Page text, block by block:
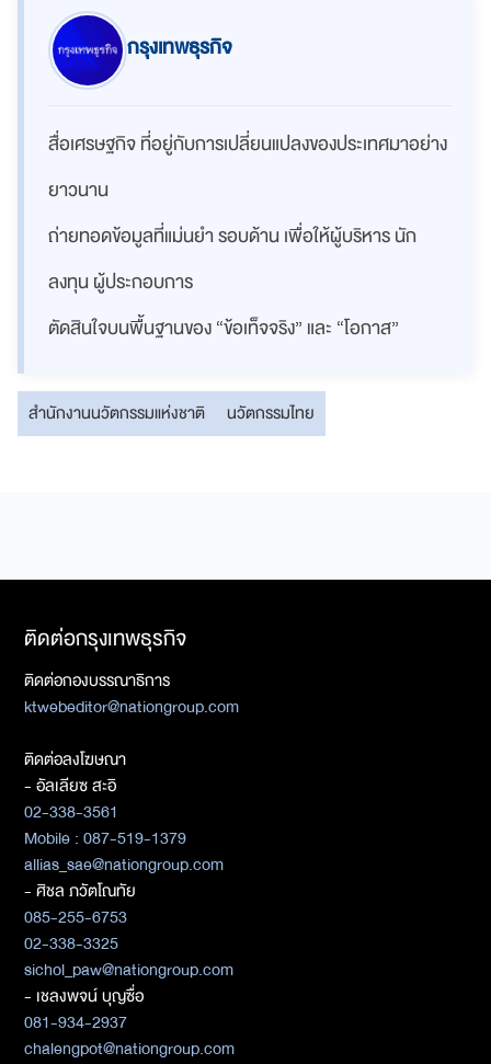
กรุงเทพธุรกิจ
สื่อเศรษฐกิจ ที่อยู่กับการเปลี่ยนแปลงของประเทศมาอย่าง
ยาวนาน
ถ่ายทอดข้อมูลที่แม่นยำ รอบด้าน เพื่อให้ผู้บริหาร นัก
ลงทุน ผู้ประกอบการ
ตัดสินใจบนพื้นฐานของ “ข้อเท็จจริง” และ “โอกาส”
สำนักงานนวัตกรรมแห่งชาติ นวัตกรรมไทย
ติดต่อกรุงเทพธุรกิจ
ติดต่อกองบรรณาธิการ
ktwebeditor@nationgroup.com
ติดต่อลงโฆษณา
- อัลเลียซ สะอิ
02-338-3561
Mobile : 087-519-1379
allias_sae@nationgroup.com
- ศิชล ภวัตโณทัย
085-255-6753
02-338-3325
sichol_paw@nationgroup.com
- เชลงพจน์ บุญซื่อ
081-934-2937
chalengpot@nationgroup.com